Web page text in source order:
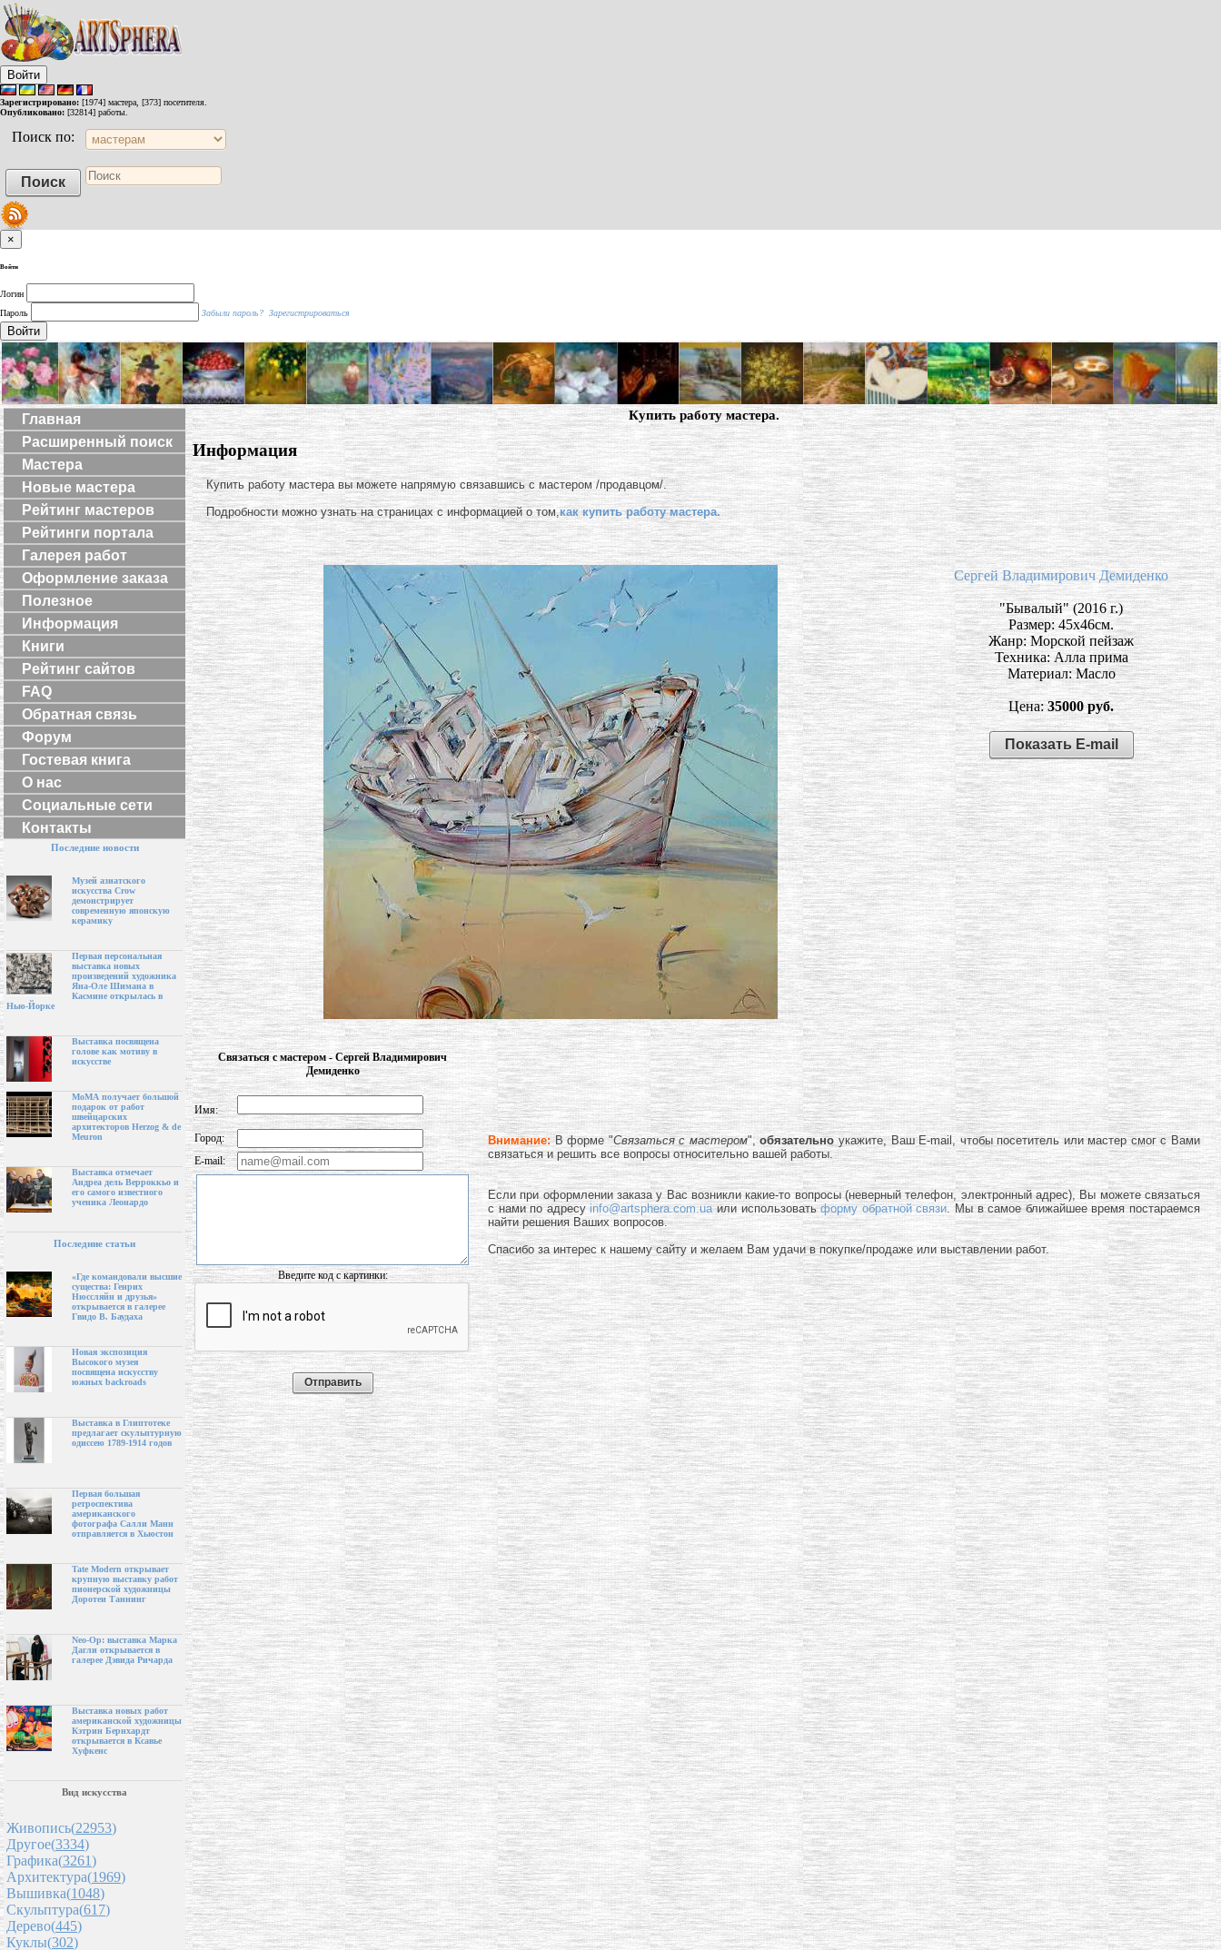
Войти
Зарегистрировано: [1974] мастера, [373] посетителя.
Опубликовано: [32814] работы.
Поиск по:
×
Войти
Логин
Пароль
Забыли пароль? Зарегистрироваться
Войти
Главная
Расширенный поиск
Мастера
Новые мастера
Рейтинг мастеров
Рейтинги портала
Галерея работ
Оформление заказа
Полезное
Информация
Книги
Рейтинг сайтов
FAQ
Обратная связь
Форум
Гостевая книга
О нас
Социальные сети
Контакты
Последние новости
Музей азиатского
искусства Crow
демонстрирует
современную японскую
керамику
Первая персональная
выставка новых
произведений художника
Яна-Оле Шимана в
Касмине открылась в
Нью-Йорке
Выставка посвящена
голове как мотиву в
искусстве
МоМА получает большой
подарок от работ
швейцарских
архитекторов Herzog & de
Meuron
Выставка отмечает
Андреа дель Верроккьо и
его самого известного
ученика Леонардо
Последние статьи
«Где командовали высшие
существа: Генрих
Нюссляйн и друзья»
открывается в галерее
Гвидо В. Баудаха
Новая экспозиция
Высокого музея
посвящена искусству
южных backroads
Выставка в Глиптотеке
предлагает скульптурную
одиссею 1789-1914 годов
Первая большая
ретроспектива
американского
фотографа Салли Манн
отправляется в Хьюстон
Tate Modern открывает
крупную выставку работ
пионерской художницы
Доротеи Таннинг
Neo-Op: выставка Марка
Дагли открывается в
галерее Дэвида Ричарда
Выставка новых работ
американской художницы
Кэтрин Бернхардт
открывается в Ксавье
Хуфкенс
Вид искусства
Живопись(22953)
Другое(3334)
Графика(3261)
Архитектура(1969)
Вышивка(1048)
Скульптура(617)
Дерево(445)
Куклы(302)
Купить работу мастера.
Информация
Купить работу мастера вы можете напрямую связавшись с мастером /продавцом/.
Подробности можно узнать на страницах с информацией о том,как купить работу мастера.
Сергей Владимирович Демиденко
"Бывалый" (2016 г.)
Размер: 45х46см.
Жанр: Морской пейзаж
Техника: Алла прима
Материал: Масло
Цена:35000 руб.
Показать E-mail
Связаться с мастером - Сергей Владимирович
Демиденко
Внимание:В форме "Связаться с мастером",обязательно укажите, Ваш E-mail, чтобы посетитель или мастер смог с Вами
связаться и решить все вопросы относительно вашей работы.
Если при оформлении заказа у Вас возникли какие-то вопросы (неверный телефон, электронный адрес), Вы можете связаться
с нами по адресуinfo@artsphera.com.uaили использоватьформу обратной связи. Мы в самое ближайшее время постараемся
найти решения Ваших вопросов.
Спасибо за интерес к нашему сайту и желаем Вам удачи в покупке/продаже или выставлении работ.
Имя:
Город:
E-mail:
Введите код с картинки: